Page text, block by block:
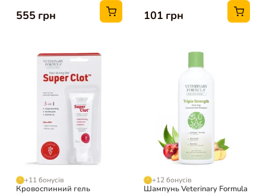
555 грн 101 грн
+11 бонусів
Кровоспинний гель
+12 бонусів
Шампунь Veterinary Formula